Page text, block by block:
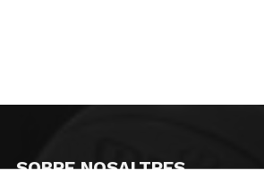
SOBRE NOSALTRES